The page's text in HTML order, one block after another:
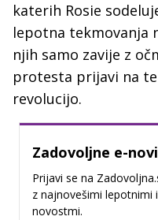
katerih Rosie
lepotna tekmovanja
njih samo zavije z
protesta prijavi na
revolucijo.
Zadovoljne e-
Prijavi se na
z najnovešimi
novostmi.